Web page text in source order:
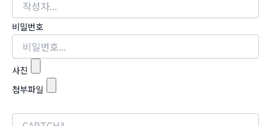
비밀번호
사진
첨부파일